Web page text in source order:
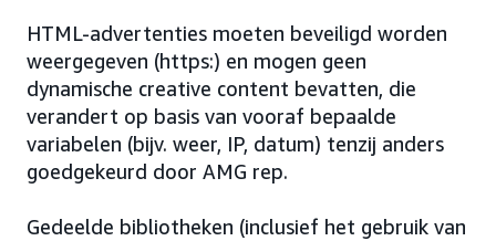
HTML-advertenties moeten beveiligd worden
weergegeven (https:) en mogen geen
dynamische creative content bevatten, die
verandert op basis van vooraf bepaalde
variabelen (bijv. weer, IP, datum) tenzij anders
goedgekeurd door AMG rep.
Gedeelde bibliotheken (inclusief het gebruik van